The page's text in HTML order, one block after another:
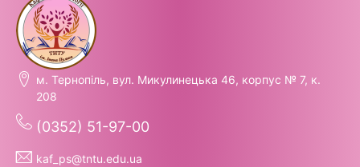
м. Тернопіль, вул. Микулинецька 46, корпус № 7, к.
208
(0352) 51-97-00
kaf_ps@tntu.edu.ua